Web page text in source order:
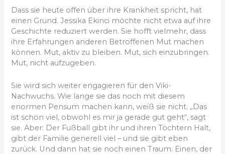
Dass sie heute offen über ihre Krankheit spricht, hat
einen Grund. Jessika Ekinci möchte nicht etwa auf ihre
Geschichte reduziert werden. Sie hofft vielmehr, dass
ihre Erfahrungen anderen Betroffenen Mut machen
können. Mut, aktiv zu bleiben. Mut, sich einzubringen.
Mut, nicht aufzugeben.
Sie wird sich weiter engagieren für den Viki-
Nachwuchs. Wie lange sie das noch mit diesem
enormen Pensum machen kann, weiß sie nicht. „Das
ist schon viel, obwohl es mir ja gerade gut geht“, sagt
sie. Aber: Der Fußball gibt ihr und ihren Töchtern Halt,
gibt der Familie generell viel – und sie gibt eben
zurück. Und dann hat sie noch einen Traum. Einen, der